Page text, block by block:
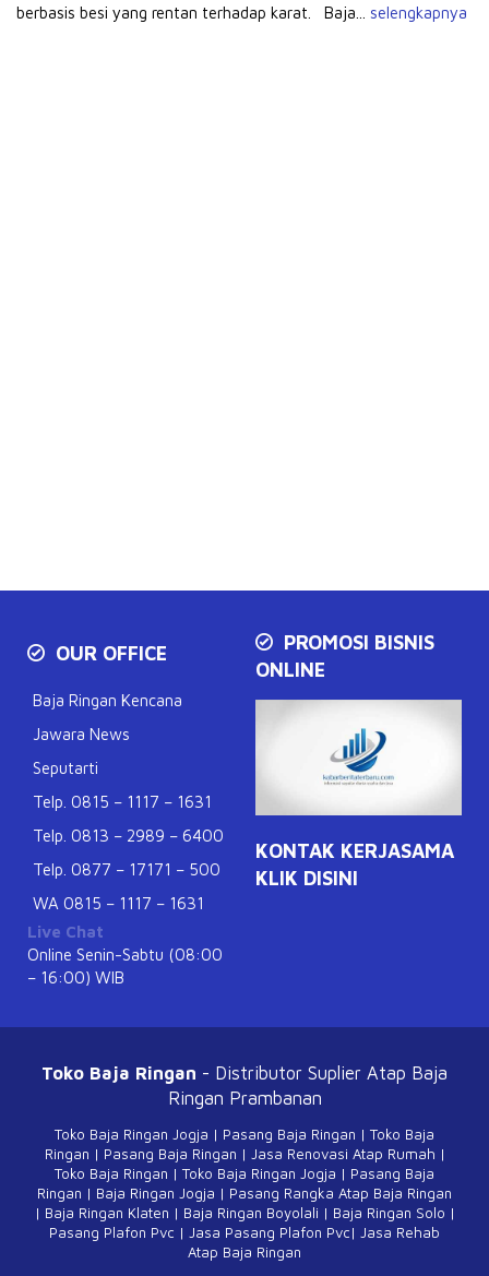
berbasis besi yang rentan terhadap karat. Baja... selengkapnya
OUR OFFICE
Baja Ringan Kencana
Jawara News
Seputarti
Telp. 0815 – 1117 – 1631
Telp. 0813 – 2989 – 6400
Telp. 0877 – 17171 – 500
WA 0815 – 1117 – 1631
Live Chat
Online Senin-Sabtu (08:00
– 16:00) WIB
PROMOSI BISNIS
ONLINE
KONTAK KERJASAMA
KLIK DISINI
Toko Baja Ringan - Distributor Suplier Atap Baja
Ringan Prambanan
Toko Baja Ringan Jogja | Pasang Baja Ringan | Toko Baja
Ringan | Pasang Baja Ringan | Jasa Renovasi Atap Rumah |
Toko Baja Ringan | Toko Baja Ringan Jogja | Pasang Baja
Ringan | Baja Ringan Jogja | Pasang Rangka Atap Baja Ringan
| Baja Ringan Klaten | Baja Ringan Boyolali | Baja Ringan Solo |
Pasang Plafon Pvc | Jasa Pasang Plafon Pvc| Jasa Rehab
Atap Baja Ringan